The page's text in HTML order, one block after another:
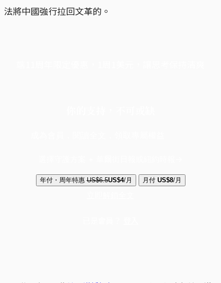
法將中國強行拉回文革的。
年付・周年特惠 US$6.5US$4/月 月付 US$8/月